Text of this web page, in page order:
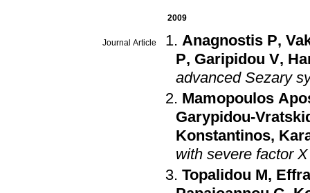
2009
Journal Article Anagnostis P,
P, Garipidou V,
advanced Sezary
Mamopoulos
Garypidou-
Konstantinos,
with severe factor
Topalidou M,